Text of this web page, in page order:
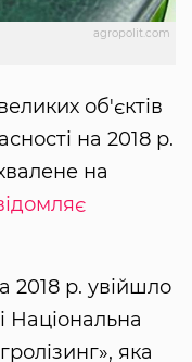
agropolit.com
об'єктів
на 2018 р.
на
2018 р. увійшло
Національна
яка